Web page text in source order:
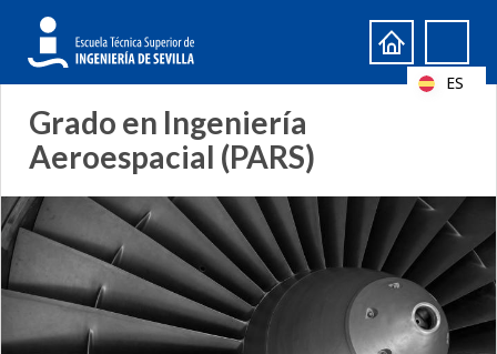
Formulario
de
búsqueda
Search
Grado en Ingeniería
Aeroespacial (PARS)
ES